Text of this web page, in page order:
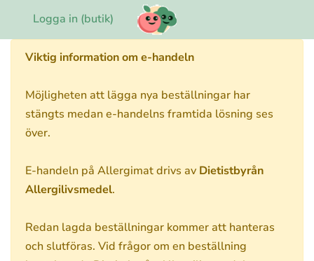
Logga in (butik)
Viktig information om e-handeln
Möjligheten att lägga nya beställningar har
stängts medan e-handelns framtida lösning ses
över.
E-handeln på Allergimat drivs av Dietistbyrån
Allergilivsmedel.
Redan lagda beställningar kommer att hanteras
och slutföras. Vid frågor om en beställning